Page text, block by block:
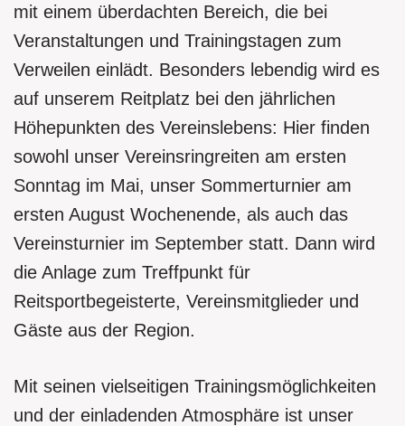
mit einem überdachten Bereich, die bei
Veranstaltungen und Trainingstagen zum
Verweilen einlädt. Besonders lebendig wird es
auf unserem Reitplatz bei den jährlichen
Höhepunkten des Vereinslebens: Hier finden
sowohl unser Vereinsringreiten am ersten
Sonntag im Mai, unser Sommerturnier am
ersten August Wochenende, als auch das
Vereinsturnier im September statt. Dann wird
die Anlage zum Treffpunkt für
Reitsportbegeisterte, Vereinsmitglieder und
Gäste aus der Region.
Mit seinen vielseitigen Trainingsmöglichkeiten
und der einladenden Atmosphäre ist unser